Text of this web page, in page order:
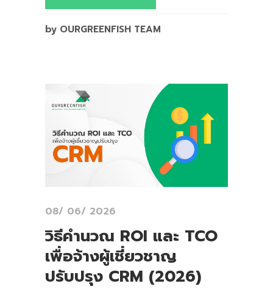
by OURGREENFISH TEAM
08/ 06/ 2026
วิธีคำนวณ ROI และ TCO
เพื่อจ้างผู้เชี่ยวชาญ
ปรับปรุง CRM (2026)